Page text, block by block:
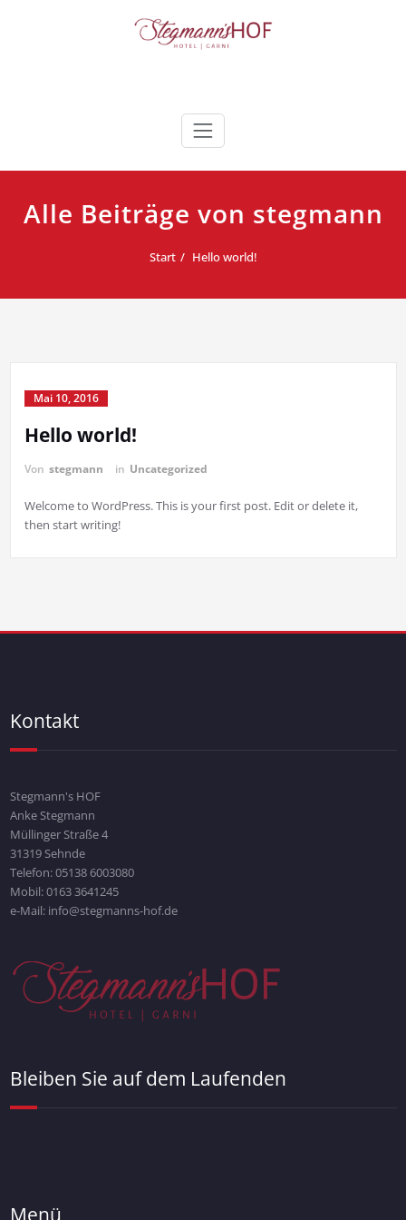
Stegmann's Hof
Alle Beiträge von stegmann
Start Hello world!
Mai 10, 2016
Hello world!
Von stegmann in Uncategorized
Welcome to WordPress. This is your first post. Edit or delete it,
then start writing!
Kontakt
Stegmann's HOF
Anke Stegmann
Müllinger Straße 4
31319 Sehnde
Telefon: 05138 6003080
Mobil: 0163 3641245
e-Mail: info@stegmanns-hof.de
Bleiben Sie auf dem Laufenden
Menü